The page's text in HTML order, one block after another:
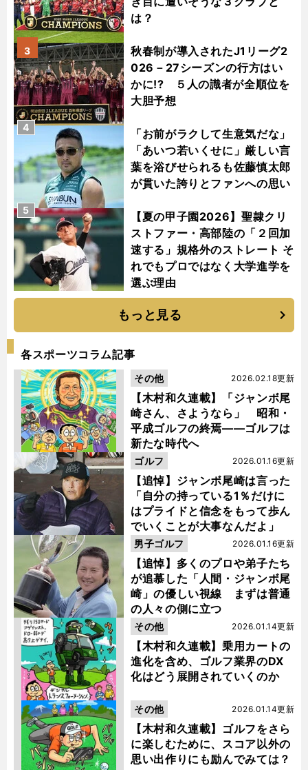
は？
秋春制が導入されたJ1リーグ2
026－27シーズンの行方はい
かに!? ５人の識者が全順位を
大胆予想
3
「お前がラクして生意気だな」
「あいつ若いくせに」厳しい言
葉を浴びせられるも佐藤慎太郎
が貫いた誇りとファンへの思い
4
【夏の甲子園2026】聖隷クリ
ストファー・高部陸の「２回加
速する」規格外のストレート そ
れでもプロではなく大学進学を
選ぶ理由
5
もっと見る
各スポーツコラム記事
【木村和久連載】「ジャンボ尾
崎さん、さようなら」 昭和・
平成ゴルフの終焉――ゴルフは
新たな時代へ
2026.02.18更新
その他
【追悼】ジャンボ尾崎は言った
「自分の持っている1％だけに
はプライドと信念をもって歩ん
でいくことが大事なんだよ」
2026.01.16更新
ゴルフ
【追悼】多くのプロや弟子たち
が追慕した「人間・ジャンボ尾
崎」の優しい視線 まずは普通
の人々の側に立つ
2026.01.16更新
男子ゴルフ
【木村和久連載】乗用カートの
進化を含め、ゴルフ業界のDX
化はどう展開されていくのか
2026.01.14更新
その他
【木村和久連載】ゴルフをさら
に楽しむために、スコア以外の
思い出作りにも励んでみては？
2026.01.14更新
その他